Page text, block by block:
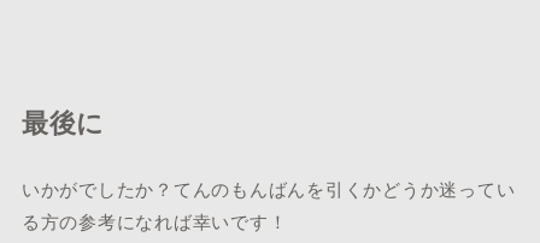
最後に
いかがでしたか？てんのもんばんを引くかどうか迷ってい
る方の参考になれば幸いです！